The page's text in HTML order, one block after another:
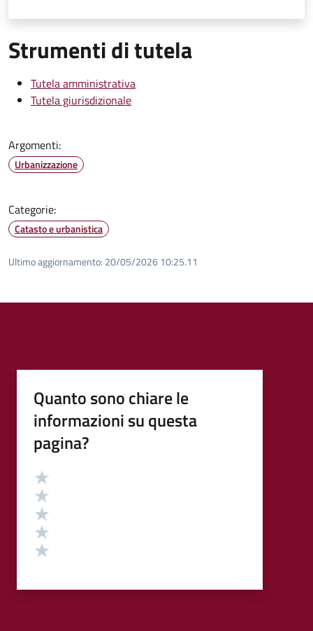
Strumenti di tutela
Tutela amministrativa
Tutela giurisdizionale
Argomenti:
Urbanizzazione
Categorie:
Catasto e urbanistica
Ultimo aggiornamento: 20/05/2026 10:25.11
Quanto sono chiare le
informazioni su questa
pagina?
Valutazione